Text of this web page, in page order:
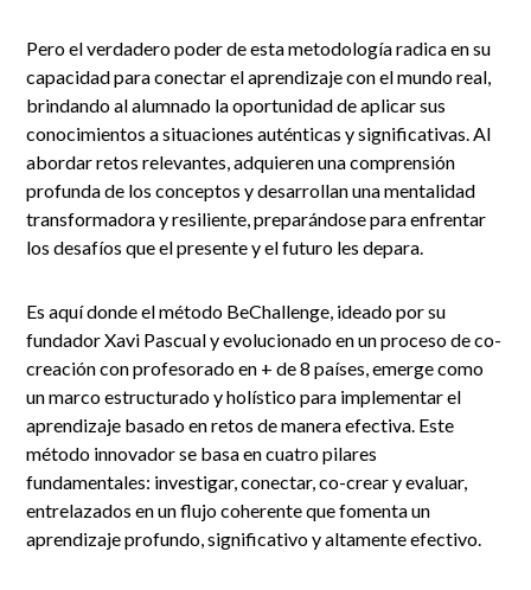
Pero el verdadero poder de esta metodología radica en su
capacidad para conectar el aprendizaje con el mundo real,
brindando al alumnado la oportunidad de aplicar sus
conocimientos a situaciones auténticas y significativas. Al
abordar retos relevantes, adquieren una comprensión
profunda de los conceptos y desarrollan una mentalidad
transformadora y resiliente, preparándose para enfrentar
los desafíos que el presente y el futuro les depara.
Es aquí donde el método BeChallenge, ideado por su
fundador Xavi Pascual y evolucionado en un proceso de co-
creación con profesorado en + de 8 países, emerge como
un marco estructurado y holístico para implementar el
aprendizaje basado en retos de manera efectiva. Este
método innovador se basa en cuatro pilares
fundamentales: investigar, conectar, co-crear y evaluar,
entrelazados en un flujo coherente que fomenta un
aprendizaje profundo, significativo y altamente efectivo.